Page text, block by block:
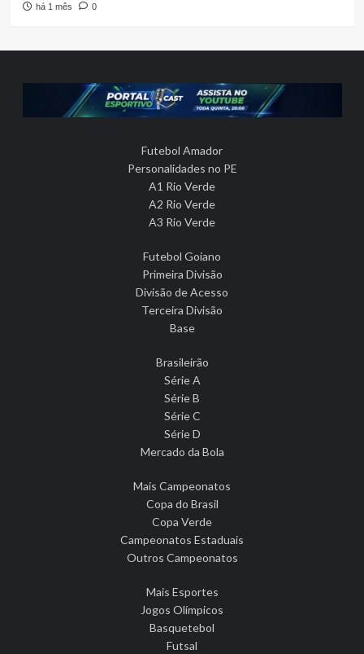
há 1 mês 0
Futebol Amador
Personalidades no PE
A1 Rio Verde
A2 Rio Verde
A3 Rio Verde
Futebol Goiano
Primeira Divisão
Divisão de Acesso
Terceira Divisão
Base
Brasileirão
Série A
Série B
Série C
Série D
Mercado da Bola
Mais Campeonatos
Copa do Brasil
Copa Verde
Campeonatos Estaduais
Outros Campeonatos
Mais Esportes
Jogos Olímpicos
Basquetebol
Futsal